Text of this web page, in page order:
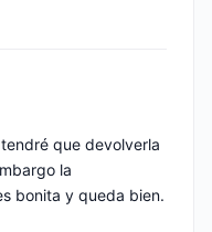
que devolverla
la
bonita y queda bien.